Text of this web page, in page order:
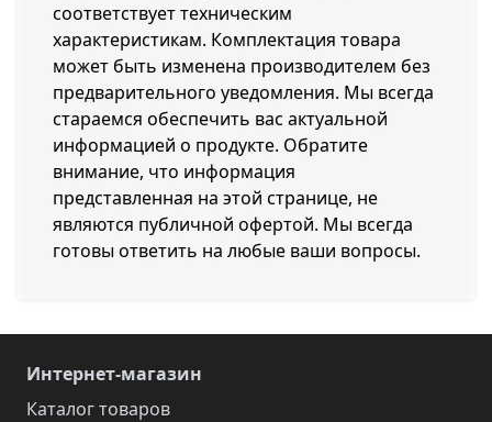
соответствует техническим
характеристикам. Комплектация товара
может быть изменена производителем без
предварительного уведомления. Мы всегда
стараемся обеспечить вас актуальной
информацией о продукте. Обратите
внимание, что информация
представленная на этой странице, не
являются публичной офертой. Мы всегда
готовы ответить на любые ваши вопросы.
Интернет-магазин
Каталог товаров